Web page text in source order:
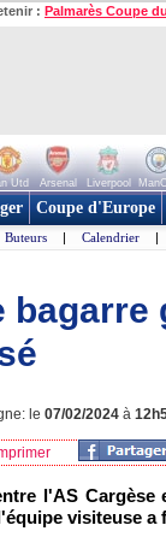
: Palmarès Coupe
Utd Arsenal Liverpool
Coupe d'Europe
Buteurs | Calendrier |
bagarre
le 07/02/2024 à
l'AS
visiteuse a